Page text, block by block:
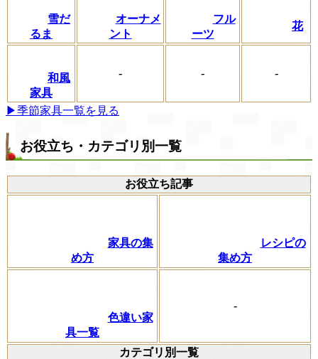
雪だ
るま
オーナメ
ント
フル
ーツ
花
和風
家具
- - -
▶季節家具一覧を見る
お役立ち・カテゴリ別一覧
お役立ち記事
家具の集
め方
レシピの
集め方
色違い家
具一覧
-
カテゴリ別一覧